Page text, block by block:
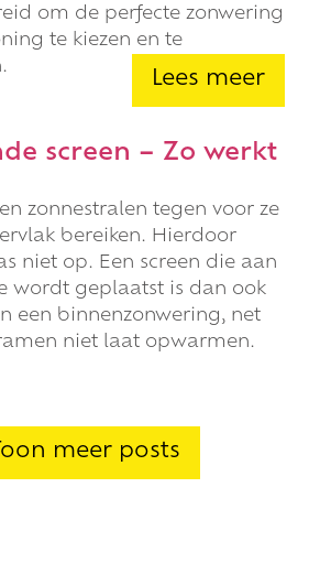
om de perfecte zonwering
te kiezen en te
Lees meer
screen – Zo werkt
zonnestralen tegen voor ze
bereiken. Hierdoor
niet op. Een screen die aan
wordt geplaatst is dan ook
een binnenzonwering, net
niet laat opwarmen.
meer posts